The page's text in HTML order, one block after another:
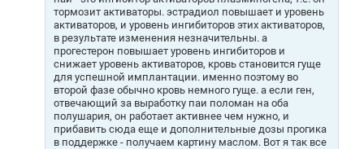
тормозит активаторы. эстрадиол повышает и уровень
активаторов, и уровень ингибиторов этих активаторов,
в результате изменения незначительны. а
прогестерон повышает уровень ингибиторов и
снижает уровень активаторов, кровь становится гуще
для успешной имплантации. именно поэтому во
второй фазе обычно кровь немного гуще. а если ген,
отвечающий за выработку паи поломан на оба
полушария, он работает активнее чем нужно, и
прибавить сюда еще и дополнительные дозы прогика
в поддержке - получаем картину маслом. Вот я так все